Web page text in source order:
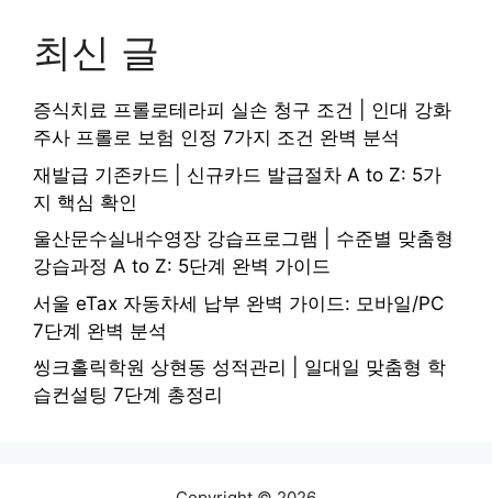
최신 글
증식치료 프롤로테라피 실손 청구 조건 | 인대 강화
주사 프롤로 보험 인정 7가지 조건 완벽 분석
재발급 기존카드 | 신규카드 발급절차 A to Z: 5가
지 핵심 확인
울산문수실내수영장 강습프로그램 | 수준별 맞춤형
강습과정 A to Z: 5단계 완벽 가이드
서울 eTax 자동차세 납부 완벽 가이드: 모바일/PC
7단계 완벽 분석
씽크홀릭학원 상현동 성적관리 | 일대일 맞춤형 학
습컨설팅 7단계 총정리